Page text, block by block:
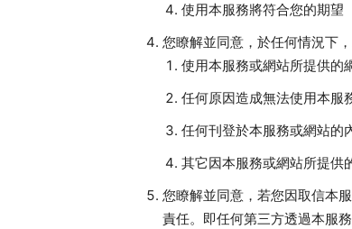
使用本服務將符合您的期望
您瞭解並同意，於任何情況下
使用本服務或網站所提供的
任何原因造成無法使用本服
任何刊登於本服務或網站的
其它因本服務或網站所提供
您瞭解並同意，若您因取信本
責任。即任何第三方透過本服